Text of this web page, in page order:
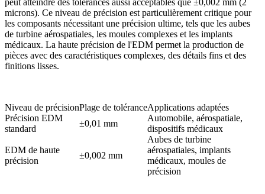
microns). Ce niveau de précision est particulièrement critique pour
les composants nécessitant une précision ultime, tels que les aubes
de turbine aérospatiales, les moules complexes et les implants
médicaux. La haute précision de l'EDM permet la production de
pièces avec des caractéristiques complexes, des détails fins et des
finitions lisses.
Niveau de précisionPlage de toléranceApplications adaptées
Précision EDM
standard
±0,01 mm
Automobile, aérospatiale,
dispositifs médicaux
EDM de haute
précision
±0,002 mm
Aubes de turbine
aérospatiales, implants
médicaux, moules de
précision